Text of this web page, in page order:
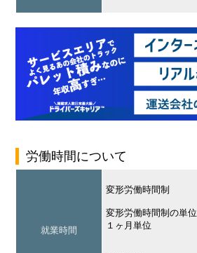
労働時間について
就業時間
変形労働時間制
変形労働時間制の単位
１ヶ月単位